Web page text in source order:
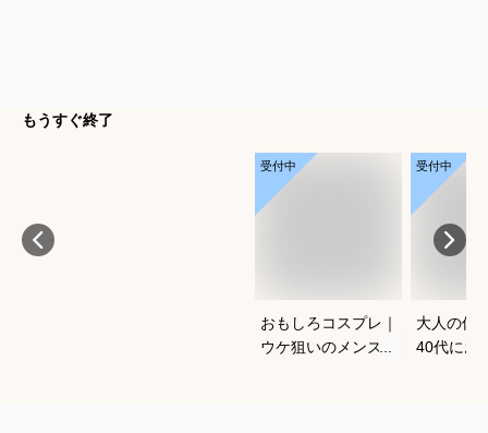
もうすぐ終了
受付中
おもしろコスプレ｜
ウケ狙いのメンズに
受付中
大人の休
40代にお